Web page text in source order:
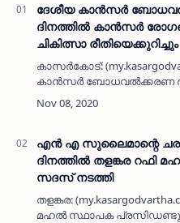
ദേശീയ കാന്‍സര്‍
ദിനത്തില്‍ കാന്‍സര്‍
ചികിത്സാ
നടത്തി
കാസര്‍കോട്:
കാന്‍സര്‍ ബോധവല്‍ക്കരണ
രോഗത്തെക്കുറിച്ചും ചികിത്സാ
ബോധവല്‍ക്കരണ സെമിനാര്‍…
എന്‍ എ സുലൈമാന്റെ
ദിനത്തില്‍ തളങ്കര റഫി
സദസ് നടത്തി
തളങ്കര:
മഹല്‍ സ്ഥാപക